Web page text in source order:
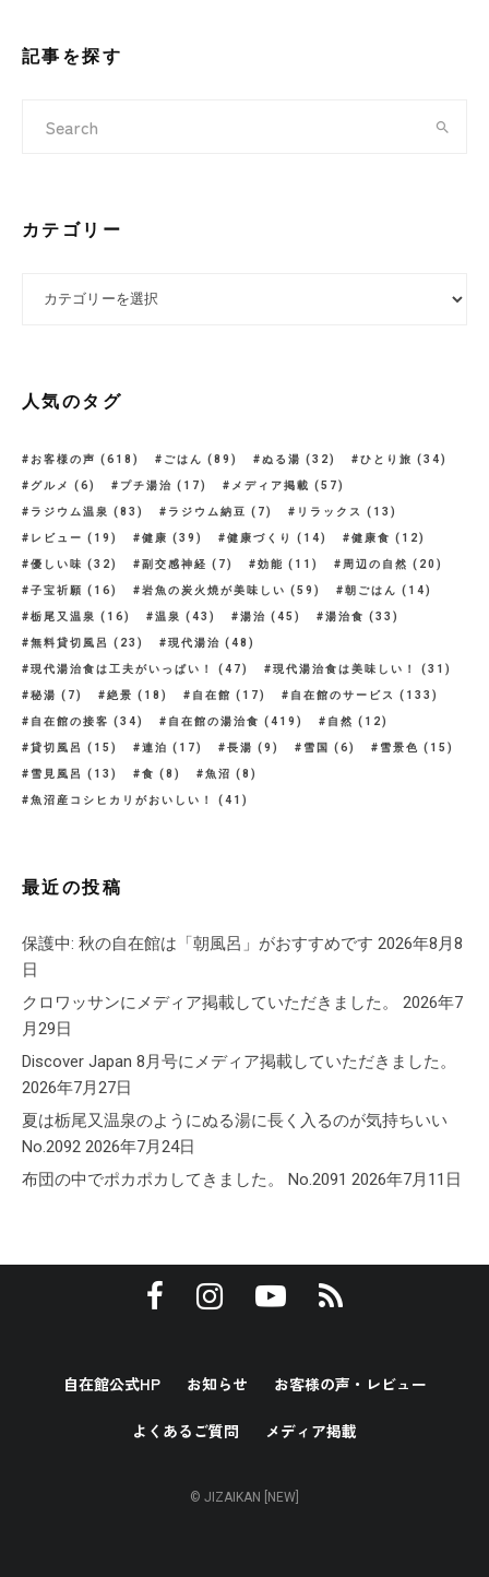
記事を探す
カテゴリー
人気のタグ
お客様の声 (618) ごはん (89) ぬる湯 (32) ひとり旅 (34)
グルメ (6) プチ湯治 (17) メディア掲載 (57)
ラジウム温泉 (83) ラジウム納豆 (7) リラックス (13)
レビュー (19) 健康 (39) 健康づくり (14) 健康食 (12)
優しい味 (32) 副交感神経 (7) 効能 (11) 周辺の自然 (20)
子宝祈願 (16) 岩魚の炭火焼が美味しい (59) 朝ごはん (14)
栃尾又温泉 (16) 温泉 (43) 湯治 (45) 湯治食 (33)
無料貸切風呂 (23) 現代湯治 (48)
現代湯治食は工夫がいっぱい！ (47) 現代湯治食は美味しい！ (31)
秘湯 (7) 絶景 (18) 自在館 (17) 自在館のサービス (133)
自在館の接客 (34) 自在館の湯治食 (419) 自然 (12)
貸切風呂 (15) 連泊 (17) 長湯 (9) 雪国 (6) 雪景色 (15)
雪見風呂 (13) 食 (8) 魚沼 (8)
魚沼産コシヒカリがおいしい！ (41)
最近の投稿
保護中: 秋の自在館は「朝風呂」がおすすめです 2026年8月8
日
クロワッサンにメディア掲載していただきました。
2026年7
月29日
Discover Japan 8月号にメディア掲載していただきました。
2026年7月27日
夏は栃尾又温泉のようにぬる湯に長く入るのが気持ちいい
No.2092 2026年7月24日
布団の中でポカポカしてきました。 No.2091 2026年7月11日
自在館公式HP お知らせ お客様の声・レビュー
よくあるご質問 メディア掲載
© JIZAIKAN [NEW]